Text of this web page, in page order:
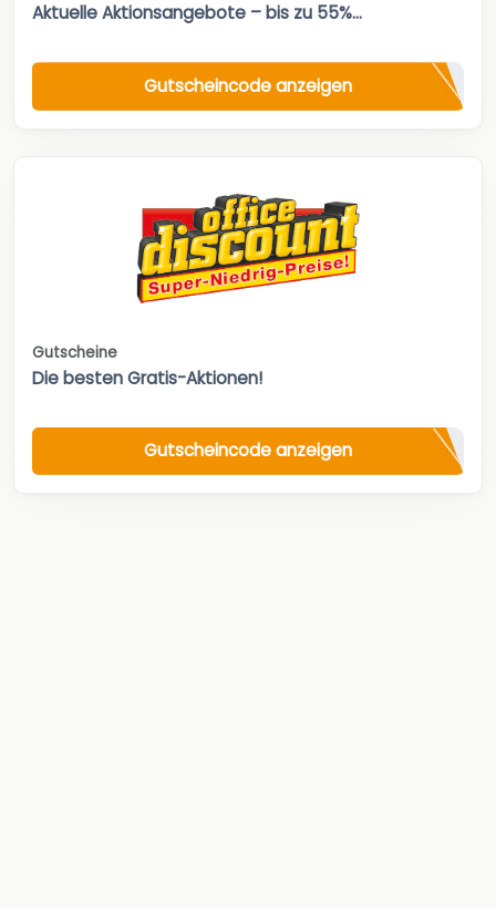
Aktuelle Aktionsangebote – bis zu 55%...
Gutscheincode anzeigen
Gutscheine
Die besten Gratis-Aktionen!
Gutscheincode anzeigen